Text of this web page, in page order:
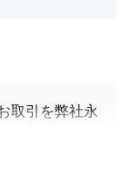
取引を弊社永
あったかと思